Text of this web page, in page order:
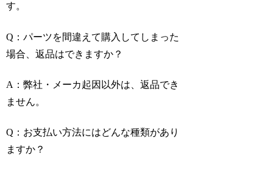
す。
Q：パーツを間違えて購入してしまった
場合、返品はできますか？
A：弊社・メーカ起因以外は、返品でき
ません。
Q：お支払い方法にはどんな種類があり
ますか？